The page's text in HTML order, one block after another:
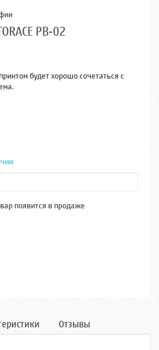
PB-02
будет хорошо сочетаться с
появится в продаже
Отзывы